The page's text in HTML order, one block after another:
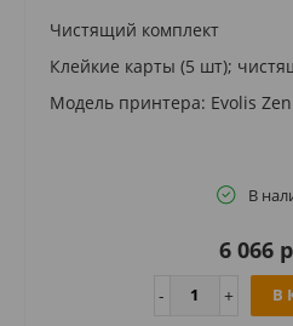
Чистящий комплект
Клейкие карты (5 шт);
Модель принтера: Evolis
В
6 066
В